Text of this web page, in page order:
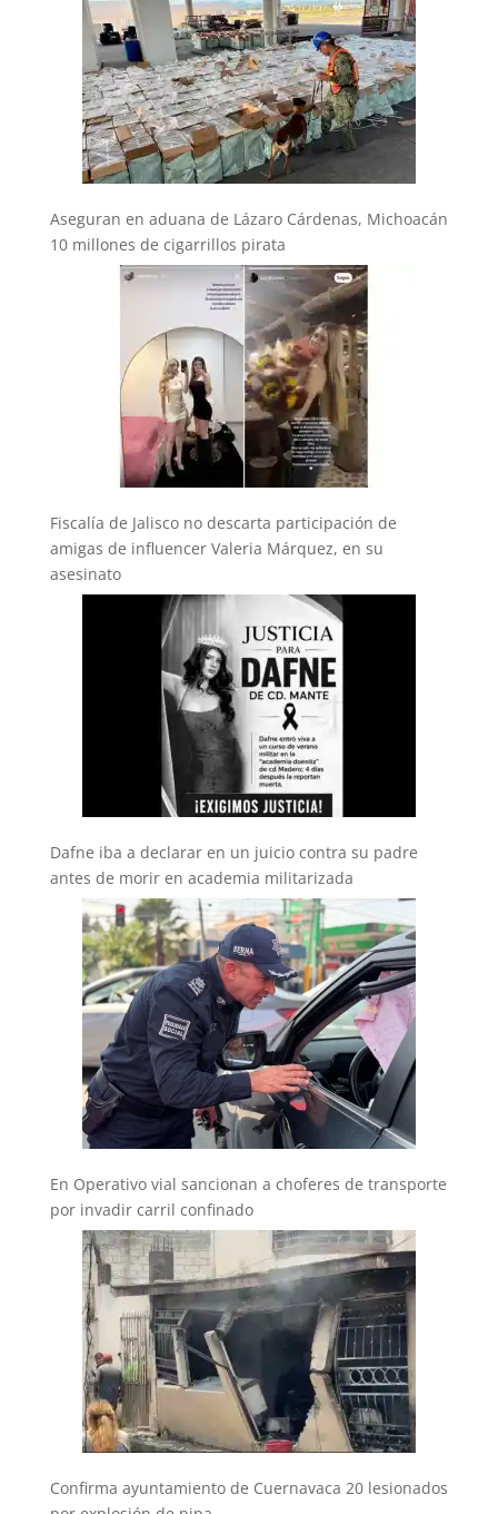
Aseguran en aduana de Lázaro Cárdenas, Michoacán
10 millones de cigarrillos pirata
Fiscalía de Jalisco no descarta participación de
amigas de influencer Valeria Márquez, en su
asesinato
Dafne iba a declarar en un juicio contra su padre
antes de morir en academia militarizada
En Operativo vial sancionan a choferes de transporte
por invadir carril confinado
Confirma ayuntamiento de Cuernavaca 20 lesionados